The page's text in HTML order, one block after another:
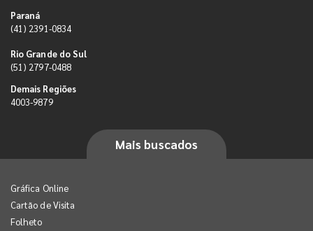
Paraná
(41) 2391-0834
Rio Grande do Sul
(51) 2797-0488
Demais Regiões
4003-9879
Mais buscados
Gráfica Online
Cartão de Visita
Folheto